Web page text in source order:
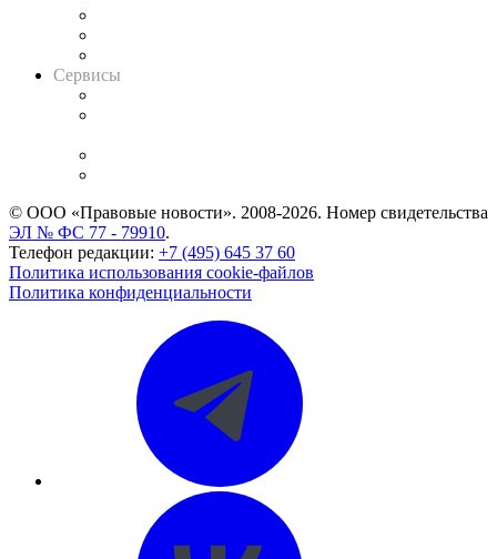
Сервисы
© ООО «Правовые новости». 2008-2026. Номер свидетельства
ЭЛ № ФС 77 - 79910.
Телефон редакции: +7 (495) 645 37 60
Политика использования cookie-файлов
Политика конфиденциальности